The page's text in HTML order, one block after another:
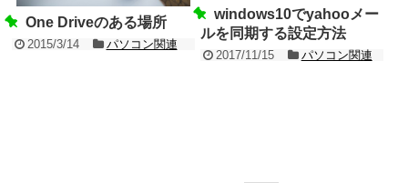
One Driveのある場所
2015/3/14 パソコン関連
windows10でyahooメー
ルを同期する設定方法
2017/11/15 パソコン関連